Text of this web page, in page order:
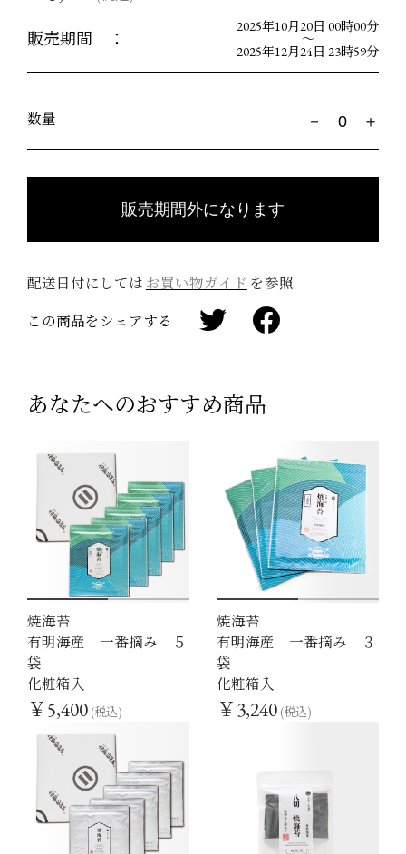
販売期間 ：
2025年10月20日 00時00分
〜
2025年12月24日 23時59分
数量
配送日付にしては お買い物ガイド を参照
この商品をシェアする
あなたへのおすすめ商品
1
焼海苔
有明海産 一番摘み ５
袋
化粧箱入
￥5,400(税込)
1
焼海苔
有明海産 一番摘み ３
袋
化粧箱入
￥3,240(税込)